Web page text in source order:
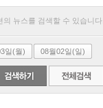
뉴스를 검색할 수 있습니다.
일(월) 08월02일(일)